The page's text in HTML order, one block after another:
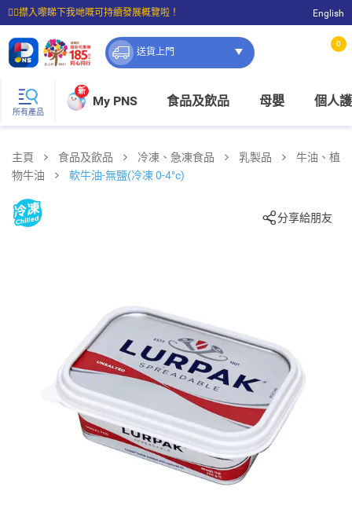
☝🏼㩒入嚟睇下我哋嘅可持續發展概覽啦！
⭐購物滿$399即享免費送貨；滿$100即可免費店取。
English
送貨上門
0
所有產品
新
My PNS 食品及飲品 母嬰 個人
主頁 食品及飲品 冷凍、急凍食品 乳製品
牛油、植
物牛油
軟牛油-無鹽(冷凍 0-4°c)
分享給朋友